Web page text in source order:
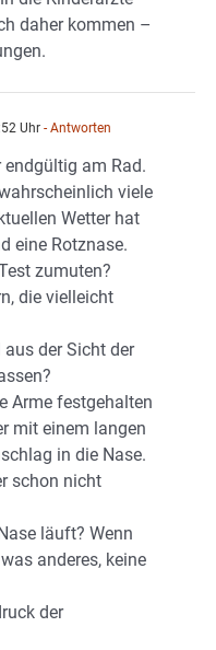
daher kommen –
Uhr - Antworten
am Rad.
viele
Wetter hat
eine Rotznase.
zumuten?
die vielleicht
der Sicht der
Arme festgehalten
mit einem langen
in die Nase.
schon nicht
läuft? Wenn
anderes, keine
der